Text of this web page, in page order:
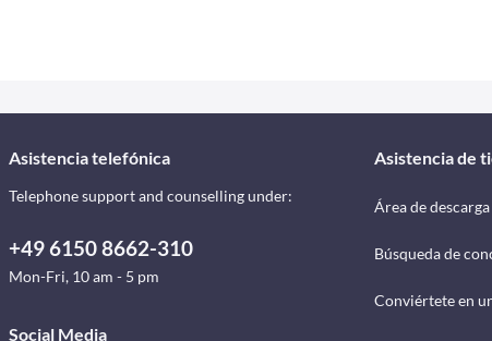
Asistencia telefónica
Telephone support and counselling under:
+49 6150 8662-310
Mon-Fri, 10 am - 5 pm
Social Media
Asistencia de
Área de descarga
Búsqueda de
Conviértete en